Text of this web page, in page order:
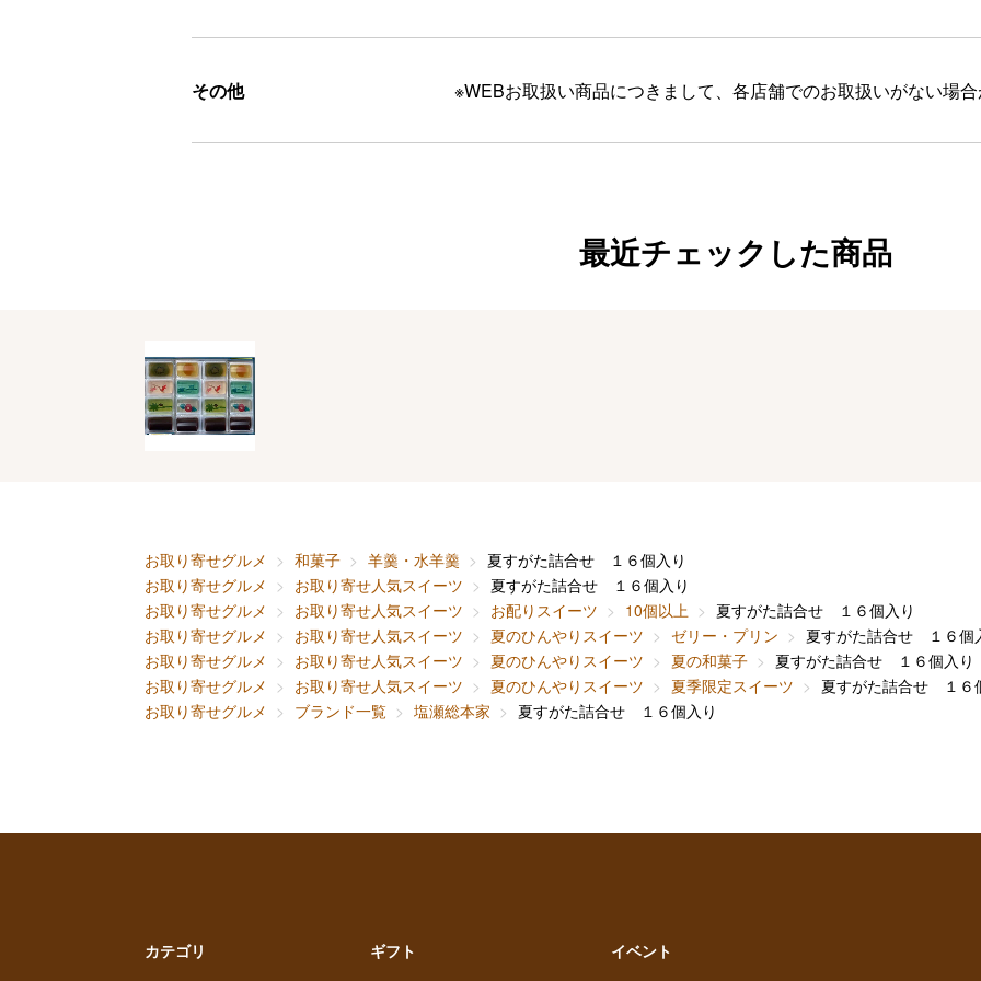
その他 ※WEBお取扱い商品につきまして、各店舗でのお取扱いがない場合
最近チェックした商品
お取り寄せグルメ 和菓子 羊羹・水羊羹
夏すがた詰合せ １６個入り
お取り寄せグルメ
お取り寄せ人気スイーツ
夏すがた詰合せ １６個入り
お取り寄せグルメ
お取り寄せ人気スイーツ お配りスイーツ 10個以上
夏すがた詰合せ １６個入り
お取り寄せグルメ
お取り寄せ人気スイーツ 夏のひんやりスイーツ ゼリー・プリン
夏すがた詰合せ １６個
お取り寄せグルメ
お取り寄せ人気スイーツ 夏のひんやりスイーツ 夏の和菓子
夏すがた詰合せ １６個入り
お取り寄せグルメ
お取り寄せ人気スイーツ 夏のひんやりスイーツ 夏季限定スイーツ
夏すがた詰合せ １６
お取り寄せグルメ
ブランド一覧 塩瀬総本家 夏すがた詰合せ １６個入り
カテゴリ ギフト イベント